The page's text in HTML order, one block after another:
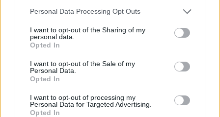
Please note that this website/app uses one or more Google
not limited to your visit or usage behaviour. You may click to
grant or deny consent to Google and its third-party tags to
use your data for below specified purposes in below Google
consent section.
Personal Data Processing Opt Outs
I want to opt-out of the Sharing of my
personal data.
Opted In
I want to opt-out of the Sale of my
Personal Data.
Opted In
I want to opt-out of processing my
Personal Data for Targeted Advertising.
Opted In
ΕΛΣΤΑΤ: Στο 3,4% υποχώρησε ο πληθωρισμός τον Ιούλιο